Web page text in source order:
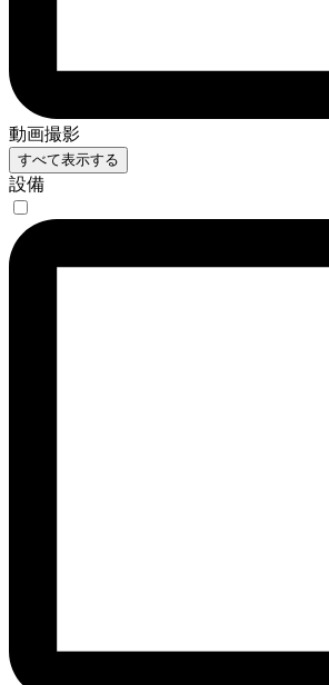
動画撮影
すべて表示する
設備